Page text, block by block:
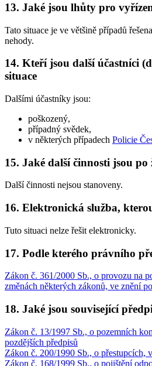
13. Jaké jsou lhůty pro
Tato situace je ve většině případů
nehody.
14. Kteří jsou další účastníci
situace
Dalšími účastníky jsou:
poškozený,
případný svědek,
v některých případech Policie
15. Jaké další činnosti jsou
Další činnosti nejsou stanoveny.
16. Elektronická služba,
Tuto situaci nelze řešit elektronicky.
17. Podle kterého právního
Zákon č. 361/2000 Sb., o provozu na
změnách některých zákonů, ve znění
18. Jaké jsou související
Zákon č. 13/1997 Sb., o pozemních
pozdějších předpisů
Zákon č. 200/1990 Sb., o přestupcích,
Zákon č. 168/1999 Sb., o pojištění